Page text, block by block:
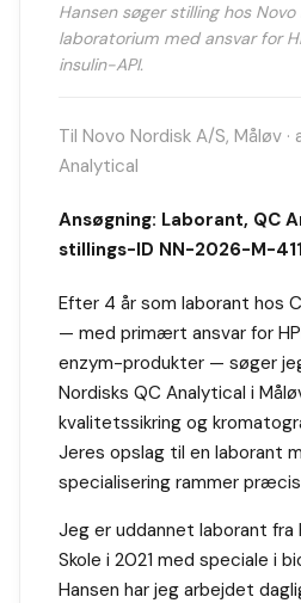
Hansen søger stilling hos
laboratorium med ansvar for
insulin-API.
Til Novo Nordisk A/S, Måløv
Analytical
Ansøgning: Laborant, QC
stillings-ID NN-2026-M-411
Efter 4 år som laborant hos
— med primært ansvar for
enzym-produkter — søger
Nordisks QC Analytical i
kvalitetssikring og
Jeres opslag til en laborant
specialisering rammer
Jeg er uddannet laborant fra
Skole i 2021 med speciale i
Hansen har jeg arbejdet